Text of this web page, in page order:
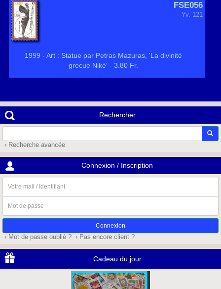
FSE056
Yv. 121
1999 - Art : Statue par Petras Mazuras, 'La divinité
grecue Niké' - 3.80 Fr.
Rechercher
› Recherche avancée
Connexion / Inscription
mail
/
Identifiant
de
passe
› Mot de passe oublié ? › Pas encore client ?
Cadeau du jour